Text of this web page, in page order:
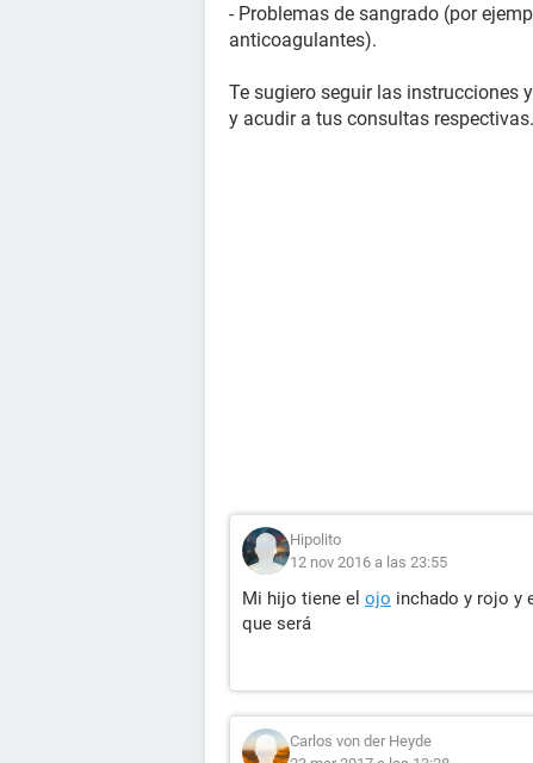
- Problemas de sangrado (por
anticoagulantes).
Te sugiero seguir las instrucciones
y acudir a tus consultas respectivas.
Hipolito
12 nov 2016 a las 23:55
Mi hijo tiene el ojo inchado y rojo y
que será
Carlos von der Heyde